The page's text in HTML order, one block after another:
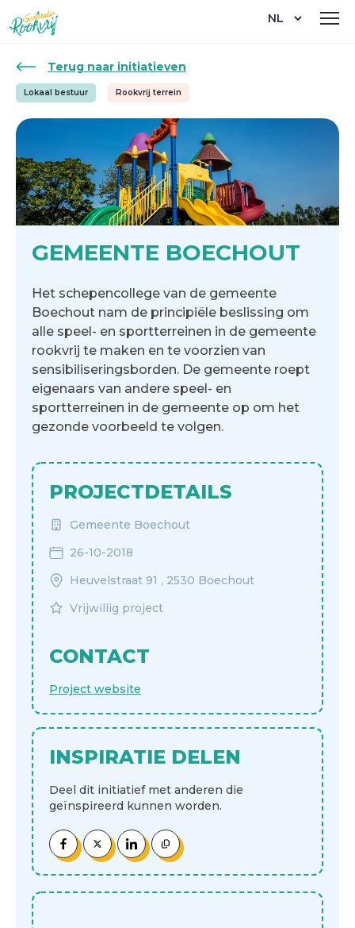
Overslaan
en
naar
inhoud
gaan
Select
Terug naar initiatieven
Lokaal bestuur Rookvrij terrein
GEMEENTE BOECHOUT
Het schepencollege van de gemeente
Boechout nam de principiële beslissing om
alle speel- en sportterreinen in de gemeente
rookvrij te maken en te voorzien van
sensibiliseringsborden. De gemeente roept
eigenaars van andere speel- en
sportterreinen in de gemeente op om het
gezonde voorbeeld te volgen.
PROJECTDETAILS
Gemeente Boechout
26-10-2018
Heuvelstraat 91 , 2530 Boechout
Vrijwillig project
CONTACT
Project website
INSPIRATIE DELEN
Deel dit initiatief met anderen die
geïnspireerd kunnen worden.